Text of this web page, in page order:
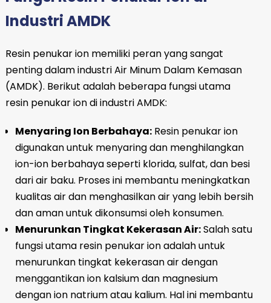
Industri AMDK
Resin penukar ion memiliki peran yang sangat
penting dalam industri Air Minum Dalam Kemasan
(AMDK). Berikut adalah beberapa fungsi utama
resin penukar ion di industri AMDK:
Menyaring Ion Berbahaya:Resin penukar ion
digunakan untuk menyaring dan menghilangkan
ion-ion berbahaya seperti klorida, sulfat, dan besi
dari air baku. Proses ini membantu meningkatkan
kualitas air dan menghasilkan air yang lebih bersih
dan aman untuk dikonsumsi oleh konsumen.
Menurunkan Tingkat Kekerasan Air:Salah satu
fungsi utama resin penukar ion adalah untuk
menurunkan tingkat kekerasan air dengan
menggantikan ion kalsium dan magnesium
dengan ion natrium atau kalium. Hal ini membantu